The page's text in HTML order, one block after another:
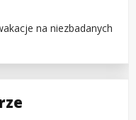
na niezbadanych